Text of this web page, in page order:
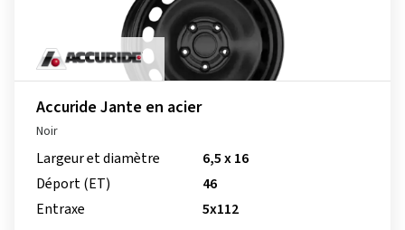
Accuride Jante en acier
Noir
Largeur et diamètre
6,5 x 16
Déport (ET)
46
Entraxe
5x112